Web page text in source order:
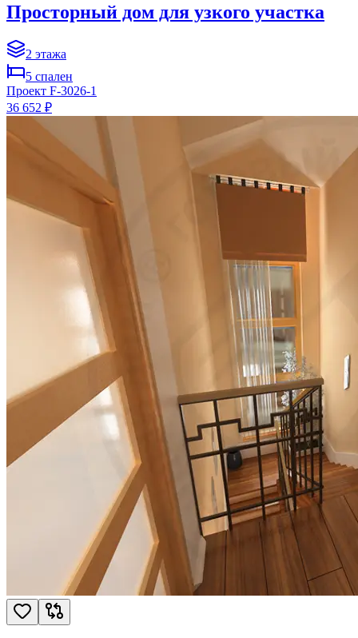
Просторный дом для узкого участка
2 этажа
5 спален
Проект F-3026-1
36 652 ₽